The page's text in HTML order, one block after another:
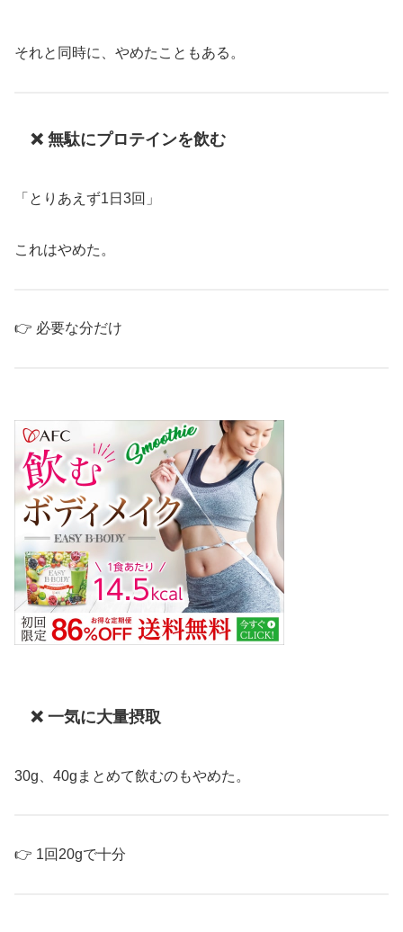
それと同時に、やめたこともある。
❌ 無駄にプロテインを飲む
「とりあえず1日3回」
これはやめた。
👉 必要な分だけ
❌ 一気に大量摂取
30g、40gまとめて飲むのもやめた。
👉 1回20gで十分